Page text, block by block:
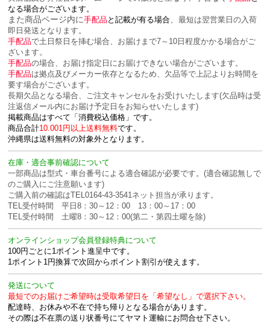
なる場合がございます。
また商品ページ内に手配品 と記載が有る場合 、最短は翌営業日の入荷
即日発送となります。
手配品で土日祭日を挿む場合、お届けまで7～10日程度かかる場合がご
ざいます。
手配品の場合、お届け指定日にお届けできない場合がございます。
手配品は拠点及びメーカー依存となるため、欠品等で上記よりお時間を
要す場合がございます。
長期欠品となる場合、ご注文キャンセルをお受けいたします(欠品時は受
注返信メール内にお届け予定日をお知らせいたします)
掲載商品はすべて「消費税込価格」です。
商品合計10.001円以上送料無料です。
沖縄県は送料無料の対象外となります。
在庫・適合事前確認について
一部商品は型式・車台番号による適合確認が必要です。(適合確認無しで
のご購入にご注意願います)
ご購入前の確認はTEL0164-43-3541ネット担当が承ります。
TEL受付時間 平日8：30～12：00 13：00～17：00
TEL受付時間 土曜8：30～12：00(第二・第四土曜を除)
オンラインショップ会員登録特典について
100円ごとに1ポイント進呈中です。
1ポイント1円換算で次回からポイント割引が使えます。
発送について
最短でのお届けご希望時は受取希望日を「希望なし」で選択下さい。
配達時、お休みや不在で持ち帰りとなる場合があります。
その際は不在票の送り状番号にてヤマト運輸にお問合せ下さい。